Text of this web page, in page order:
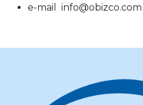
e-mail info@obizco.com